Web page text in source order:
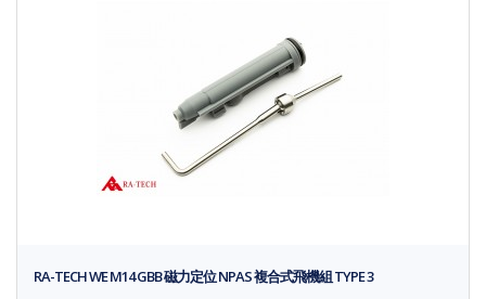
RA-TECH WE M14 GBB 磁力定位 NPAS 複合式飛機組 TYPE 3